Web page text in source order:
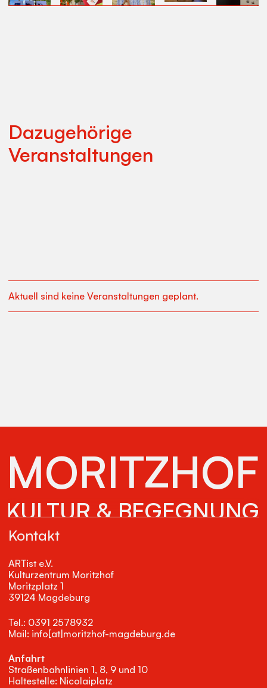
Dazugehörige
Veranstaltungen
Aktuell sind keine Veranstaltungen geplant.
Kontakt
ARTist e.V.
Kulturzentrum Moritzhof
Moritzplatz 1
39124 Magdeburg
Tel.: 0391 2578932
Mail: info[at|moritzhof-magdeburg.de
Anfahrt
Straßenbahnlinien 1, 8, 9 und 10
Haltestelle: Nicolaiplatz
MORITZHOF
KULTUR & BEGEGNUNG